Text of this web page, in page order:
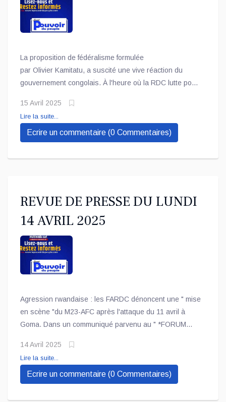
La proposition de fédéralisme formulée
par Olivier Kamitatu, a suscité une vive réaction du
gouvernement congolais. À l'heure où la RDC lutte pour
Patrick Muyaya, porte-parole du gouvernement, relayé
par " *INFOS27* ", a dénoncé une initiative "indécente"
et "malveillante"
15 Avril 2025
Lire la suite...
Ecrire un commentaire (0 Commentaires)
REVUE DE PRESSE DU LUNDI
14 AVRIL 2025
Agression rwandaise : les FARDC dénoncent une " mise
en scène "du M23-AFC après l'attaque du 11 avril à
Goma. Dans un communiqué parvenu au " *FORUM
14 Avril 2025
Lire la suite...
Ecrire un commentaire (0 Commentaires)